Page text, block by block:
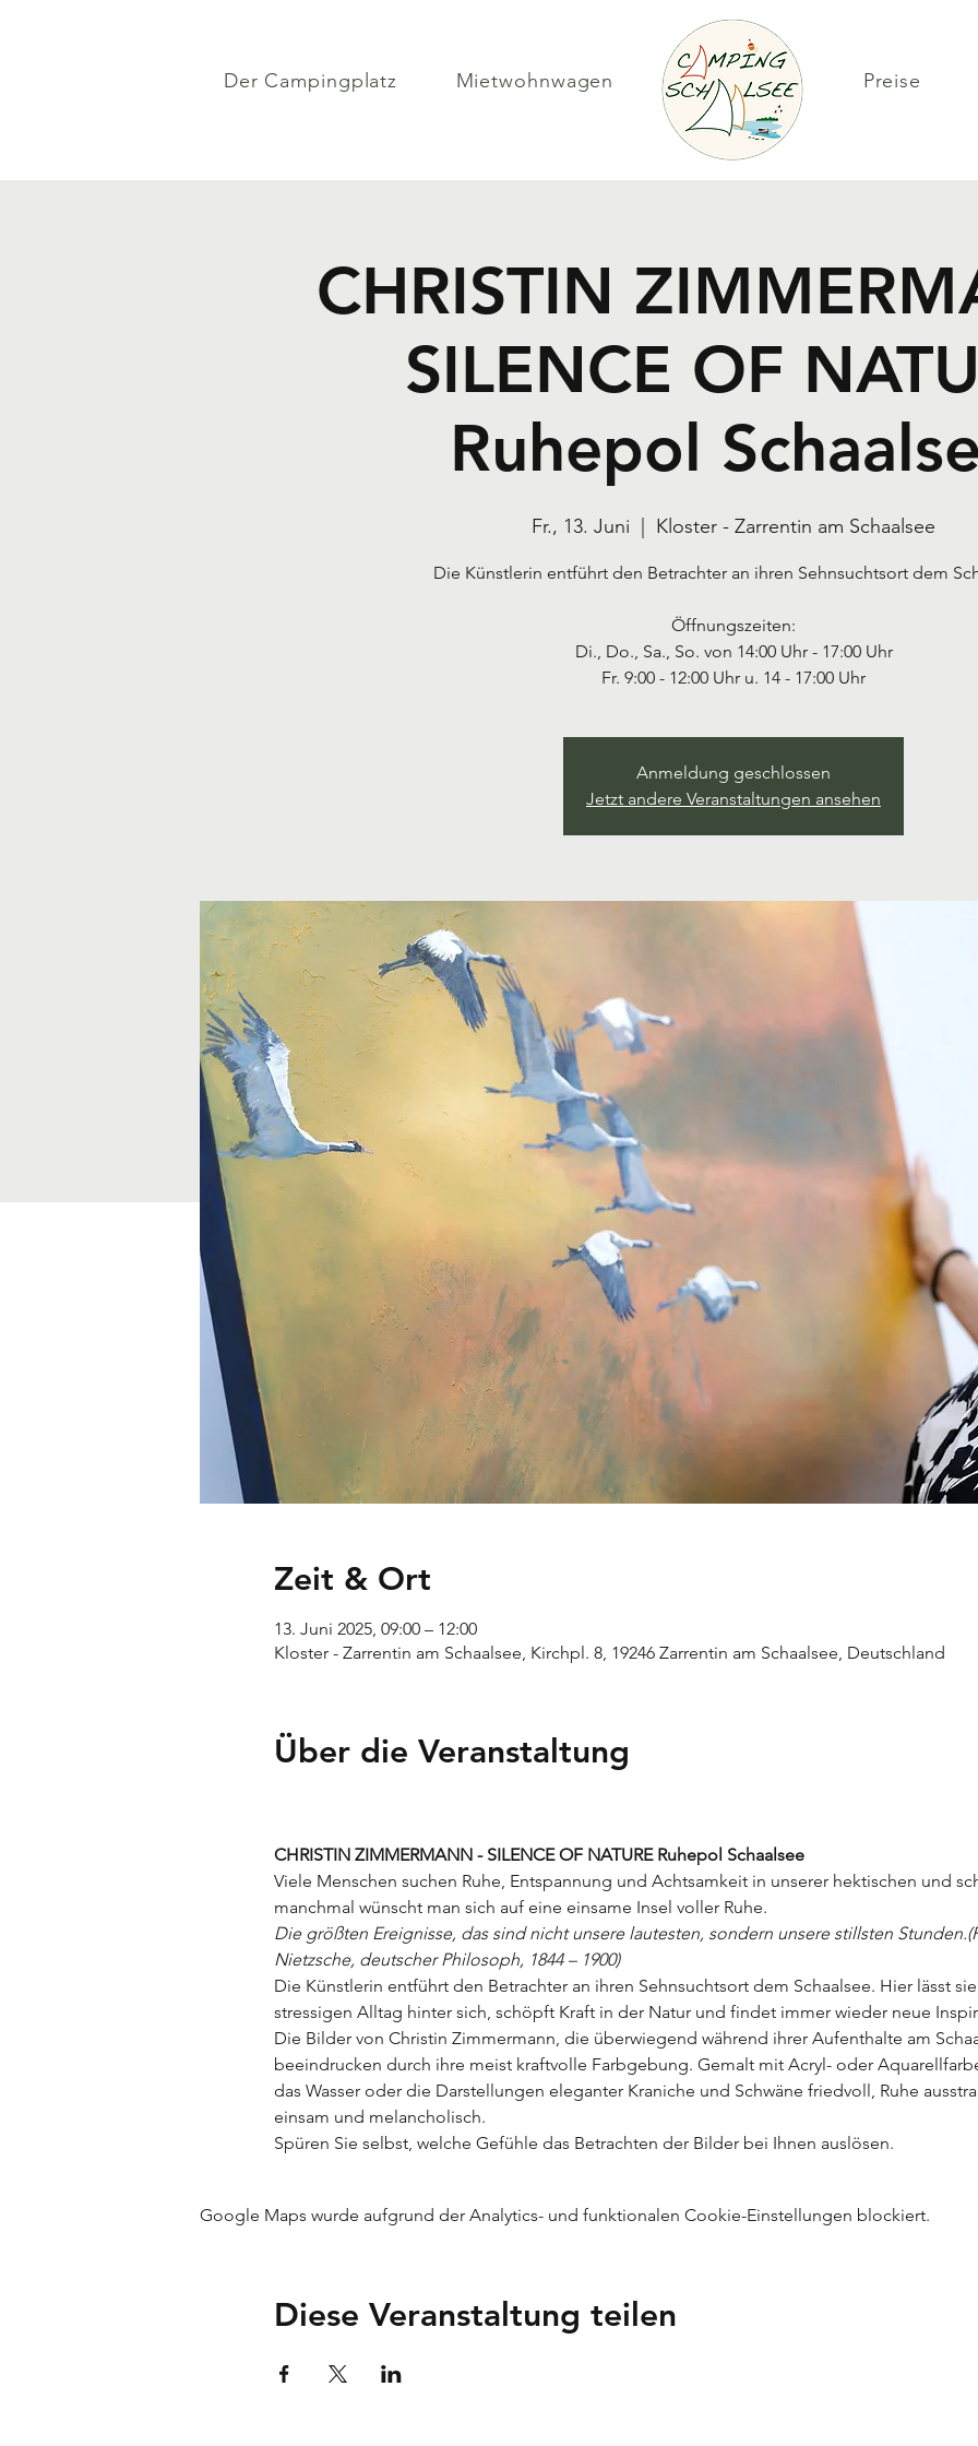
Der Campingplatz Mietwohnwagen Preise
CHRISTIN
SILENCE OF
Ruhepol
Fr., 13. Juni Kloster - Zarrentin am Schaalsee
Die Künstlerin entführt den Betrachter an ihren Sehnsuchtsort dem
Öffnungszeiten:
Di., Do., Sa., So. von 14:00 Uhr - 17:00 Uhr
Anmeldung geschlossen
Jetzt andere Veranstaltungen ansehen
Zeit & Ort
13. Juni 2025, 09:00 – 12:00
Kloster - Zarrentin am Schaalsee, Kirchpl. 8, 19246 Zarrentin am Schaalsee, Deutschland
Über die Veranstaltung
CHRISTIN ZIMMERMANN - SILENCE OF NATURE Ruhepol Schaalsee
Viele Menschen suchen Ruhe, Entspannung und Achtsamkeit in unserer hektischen und
manchmal wünscht man sich auf eine einsame Insel voller Ruhe.
Die größten Ereignisse, das sind nicht unsere lautesten, sondern unsere stillsten
Nietzsche, deutscher Philosoph, 1844 – 1900)
Die Künstlerin entführt den Betrachter an ihren Sehnsuchtsort dem Schaalsee. Hier lässt
stressigen Alltag hinter sich, schöpft Kraft in der Natur und findet immer wieder neue
Die Bilder von Christin Zimmermann, die überwiegend während ihrer Aufenthalte am
beeindrucken durch ihre meist kraftvolle Farbgebung. Gemalt mit Acryl- oder
das Wasser oder die Darstellungen eleganter Kraniche und Schwäne friedvoll, Ruhe
einsam und melancholisch.
Spüren Sie selbst, welche Gefühle das Betrachten der Bilder bei Ihnen auslösen.
Google Maps wurde aufgrund der Analytics- und funktionalen Cookie-Einstellungen blockiert.
Diese Veranstaltung teilen